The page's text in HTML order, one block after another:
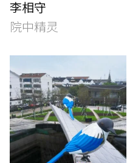
李相守
院中精灵